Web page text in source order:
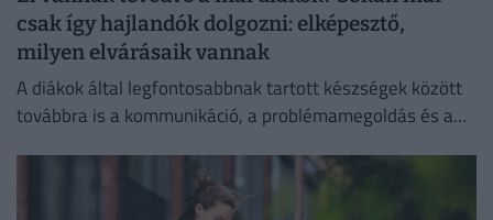
csak így hajlandók dolgozni: elképesztő,
milyen elvárásaik vannak
A diákok által legfontosabbnak tartott készségek között
továbbra is a kommunikáció, a problémamegoldás és a